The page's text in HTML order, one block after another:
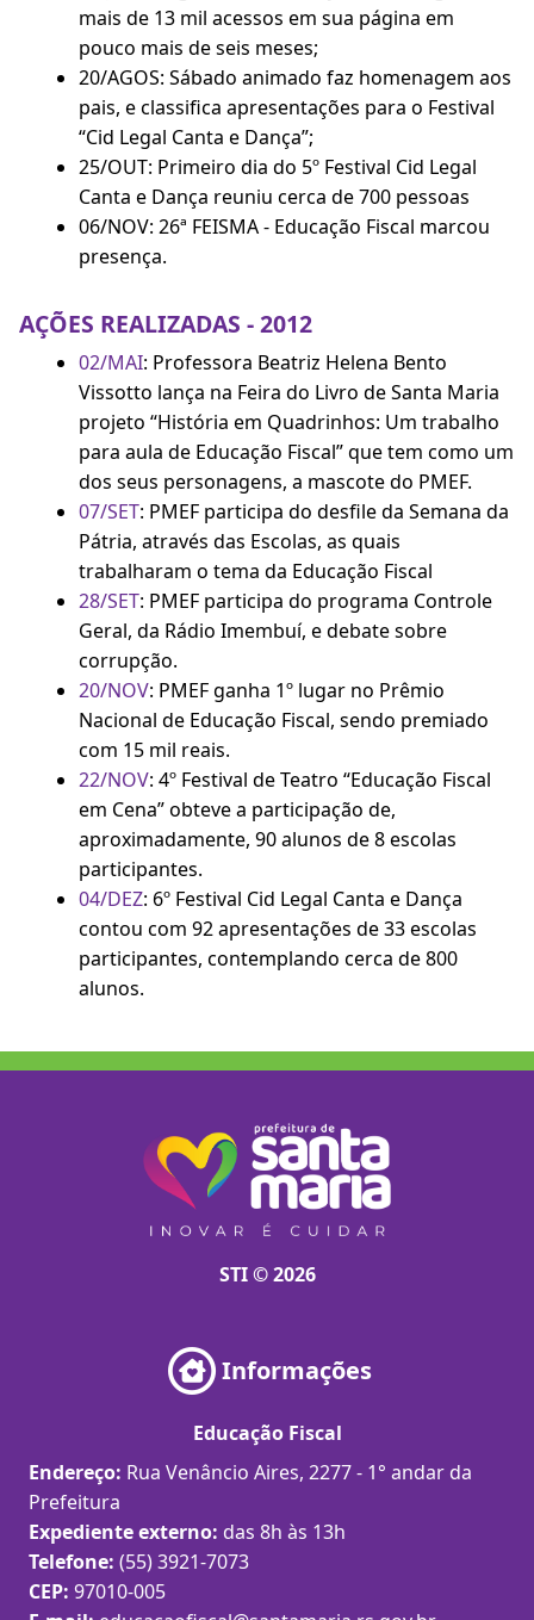
mais de 13 mil acessos em sua página em
pouco mais de seis meses;
20/AGOS: Sábado animado faz homenagem aos
pais, e classifica apresentações para o Festival
“Cid Legal Canta e Dança”;
25/OUT: Primeiro dia do 5º Festival Cid Legal
Canta e Dança reuniu cerca de 700 pessoas
06/NOV: 26ª FEISMA - Educação Fiscal marcou
presença.
AÇÕES REALIZADAS - 2012
02/MAI: Professora Beatriz Helena Bento
Vissotto lança na Feira do Livro de Santa Maria
projeto “História em Quadrinhos: Um trabalho
para aula de Educação Fiscal” que tem como um
dos seus personagens, a mascote do PMEF.
07/SET: PMEF participa do desfile da Semana da
Pátria, através das Escolas, as quais
trabalharam o tema da Educação Fiscal
28/SET: PMEF participa do programa Controle
Geral, da Rádio Imembuí, e debate sobre
corrupção.
20/NOV: PMEF ganha 1º lugar no Prêmio
Nacional de Educação Fiscal, sendo premiado
com 15 mil reais.
22/NOV: 4º Festival de Teatro “Educação Fiscal
em Cena” obteve a participação de,
aproximadamente, 90 alunos de 8 escolas
participantes.
04/DEZ: 6º Festival Cid Legal Canta e Dança
contou com 92 apresentações de 33 escolas
participantes, contemplando cerca de 800
alunos.
STI © 2026
Informações
Educação Fiscal
Endereço: Rua Venâncio Aires, 2277 - 1° andar da
Prefeitura
Expediente externo: das 8h às 13h
Telefone: (55) 3921-7073
CEP: 97010-005